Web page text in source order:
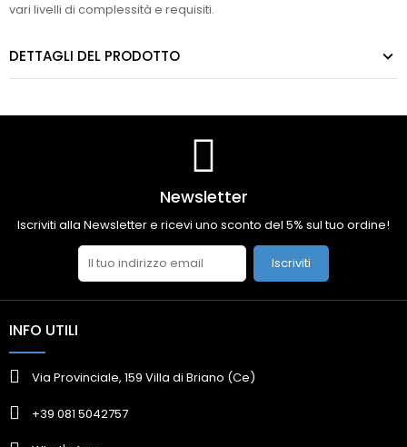
vari livelli di complessità e requisiti.
DETTAGLI DEL PRODOTTO
Newsletter
Iscriviti alla Newsletter e ricevi uno sconto del 5% sul tuo ordine!
Iscriviti
INFO UTILI
Via Provinciale, 159 Villa di Briano (Ce)
+39 081 5042757